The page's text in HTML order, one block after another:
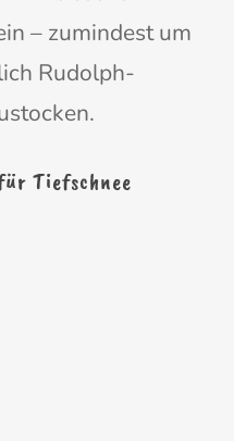
– zumindest um
Rudolph-
Tiefschnee